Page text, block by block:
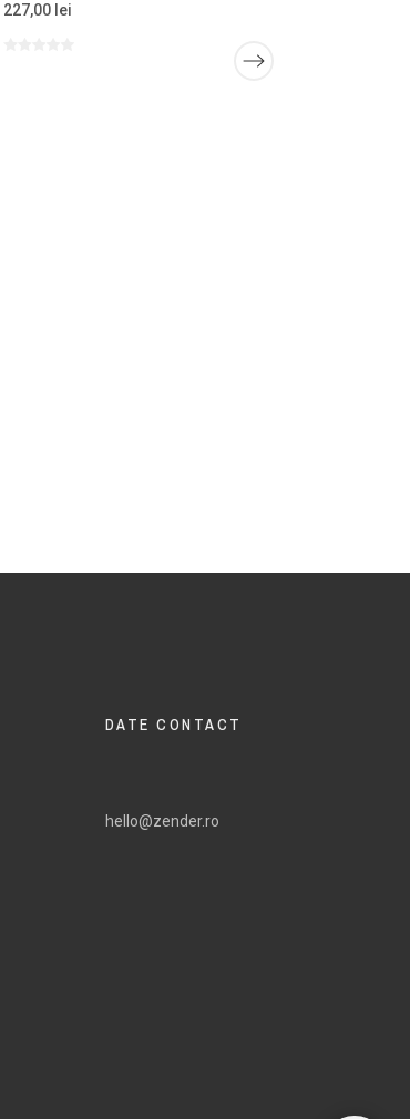
227,00 lei
DATE CONTACT
hello@zender.ro